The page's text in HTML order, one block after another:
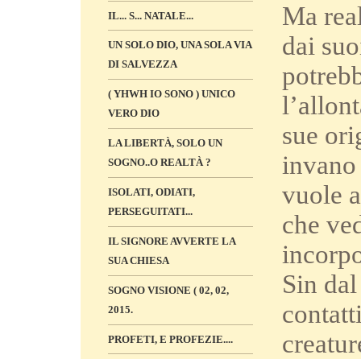
IL... S... NATALE...
UN SOLO DIO, UNA SOLA VIA
DI SALVEZZA
( YHWH IO SONO ) UNICO
VERO DIO
LA LIBERTÀ, SOLO UN
SOGNO..O REALTÀ ?
ISOLATI, ODIATI,
PERSEGUITATI...
IL SIGNORE AVVERTE LA
SUA CHIESA
SOGNO VISIONE ( 02, 02,
2015.
PROFETI, E PROFEZIE....
Ma
dai
sue
vuole
che
Sin